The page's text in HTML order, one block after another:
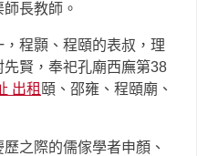
長教師。
程顥、程頤的表叔，理
賢，奉祀孔廟西廡第38
出租 頤、邵雍、程頤廟、
之際的儒傢學者申顏、